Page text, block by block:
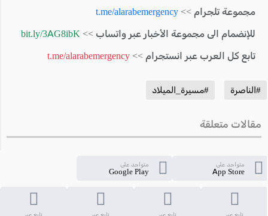
مجموعة تلجرام >> t.me/alarabemergency
للإنضمام الى مجموعة الأخبار عبر واتساب >> bit.ly/3AG8ibK
تابع كل العرب عبر انستجرام >> t.me/alarabemergency
#الناصرة #مسيرة_الميلاد
مقالات متعلقة
متواجد على
App Store
متواجد على
Google Play